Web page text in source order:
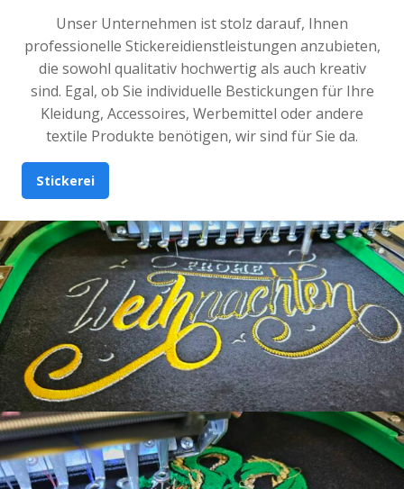
Unser Unternehmen ist stolz darauf, Ihnen
professionelle Stickereidienstleistungen anzubieten,
die sowohl qualitativ hochwertig als auch kreativ
sind. Egal, ob Sie individuelle Bestickungen für Ihre
Kleidung, Accessoires, Werbemittel oder andere
textile Produkte benötigen, wir sind für Sie da.
Stickerei